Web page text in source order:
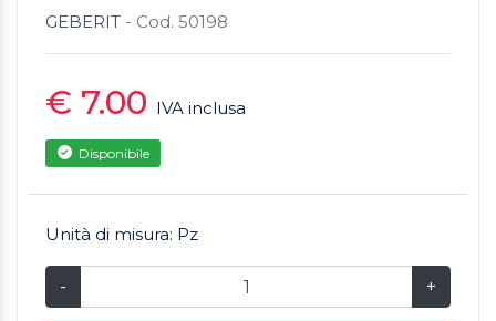
GEBERIT - Cod. 50198
€ 7.00 IVA inclusa
Disponibile
Unità di misura: Pz
- +